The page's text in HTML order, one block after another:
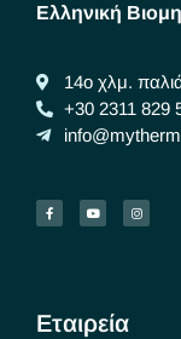
Ελληνική
14ο χλμ.
+30 2311 829
Εταιρεία